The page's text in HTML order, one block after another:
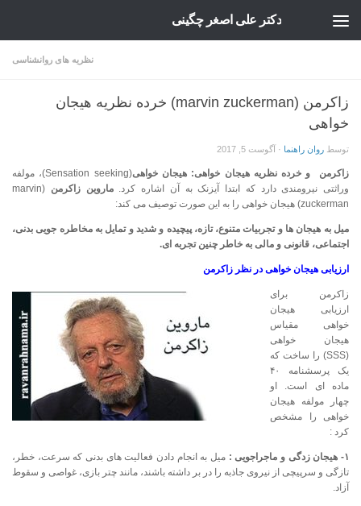
دکتر علی اصغر چگینی
نظریه های روانشناسی
زاکرمن (marvin zuckerman) خرده نظریه هیجان
خواهی
توسط روان راهنما · آگوست 5, 2017
زاکرمن و خرده نظریه هیجان خواهی: هیجان خواهی
(Sensation seeking)، مولفه
وراثتی نیرومندی دارد که ابتدا آیزنک به آن اشاره کرد.ماروین زاکرمن
(marvin
zuckerman) هیجان خواهی را به این صورت توصیف می کند:
میل به هیجان ها و تجربیات متنوع، تازه، پیچیده و شدید و تمایل به مخاطره جویی بدنی،
اجتماعی، قانونی و مالی به خاطر چنین تجربه ای.
ارزیابی هیجان خواهی در نظر زاکرمن
زاکرمن برای
ارزیابی هیجان
خواهی مقیاس
هیجان خواهی
(SSS) را ساخت که
یک پرسشنامه ۴۰
ماده ای است. او
چهار مولفه هیجان
خواهی را مشخص
کرد :
۱- هیجان زدگی و ماجراجویی :
میل به انجام دادن فعالیت های بدنی که سرعت، خطر،
تازگی و سرپیچی از نیروی جاذبه را در بر داشته باشند، مانند چتر بازی، غواصی و سقوط
آزاد.